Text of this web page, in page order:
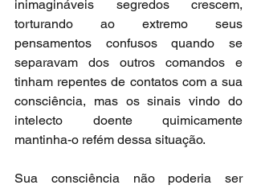
inimagináveis segredos crescem,
torturando ao extremo seus
pensamentos confusos quando se
separavam dos outros comandos e
tinham repentes de contatos com a sua
consciência, mas os sinais vindo do
intelecto doente quimicamente
mantinha-o refém dessa situação.
Sua consciência não poderia ser